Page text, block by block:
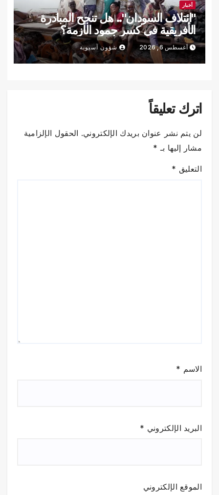
أخبار
"ائتلاف السودان".. هل تنجح المبادرة
الأفريقية في كسر جمود الأزمة؟
أغسطس 6, 2026 شؤون آسيوية
اترك تعليقاً
لن يتم نشر عنوان بريدك الإلكتروني. الحقول الإلزامية
مشار إليها بـ *
التعليق *
الاسم *
البريد الإلكتروني *
الموقع الإلكتروني